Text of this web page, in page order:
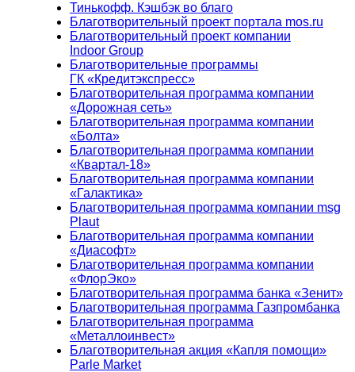
Тинькофф. Кэшбэк во благо
Благотворительный проект портала mos.ru
Благотворительный проект компании
Indoor Group
Благотворительные программы
ГК «Кредитэкспресс»
Благотворительная программа компании
«Дорожная сеть»
Благотворительная программа компании
«Болта»
Благотворительная программа компании
«Квартал-18»
Благотворительная программа компании
«Галактика»
Благотворительная программа компании msg
Plaut
Благотворительная программа компании
«Диасофт»
Благотворительная программа компании
«ФлорЭко»
Благотворительная программа банка «Зенит»
Благотворительная программа Газпромбанка
Благотворительная программа
«Металлоинвест»
Благотворительная акция «Капля помощи»
Parle Market